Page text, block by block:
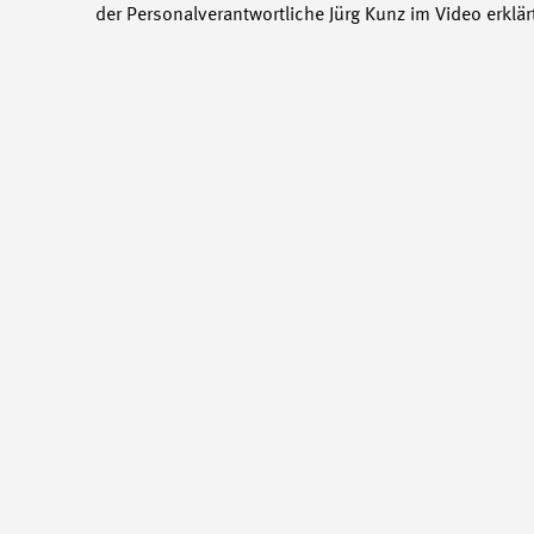
der Personalverantwortliche Jürg Kunz im Video